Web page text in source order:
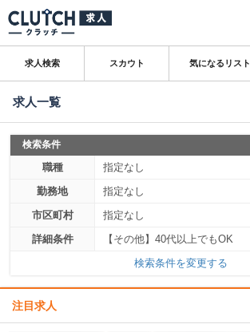
求人検索 スカウト 気になるリスト
求人一覧
検索条件
職種
指定なし
勤務地
指定なし
市区町村
指定なし
詳細条件
【その他】40代以上でもOK
検索条件を変更する
注目求人